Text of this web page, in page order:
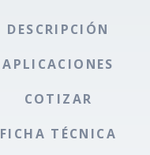
DESCRIPCIÓN
APLICACIONES
COTIZAR
FICHA TÉCNICA